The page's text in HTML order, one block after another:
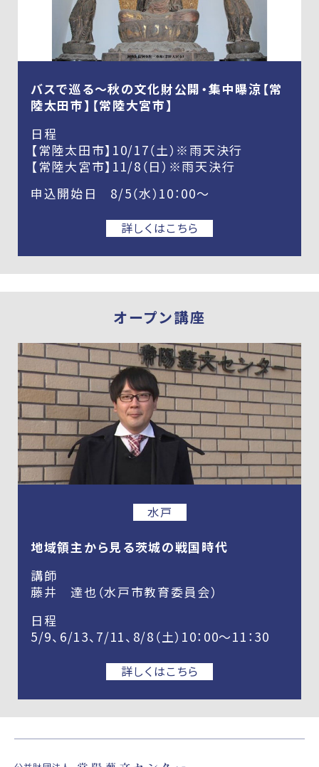
バスで巡る～秋の文化財公開・集中曝涼【常
陸太田市】【常陸大宮市】
日程
【常陸太田市】10/17（土）※雨天決行
【常陸大宮市】11/8（日）※雨天決行
申込開始日 8/5（水）10：00～
詳しくはこちら
オープン講座
地域領主から見る茨城の戦国時代
水戸
講師
藤井 達也（水戸市教育委員会）
日程
5/9、6/13、7/11、8/8（土）10：00～11：30
詳しくはこちら